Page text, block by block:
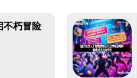
不朽冒险